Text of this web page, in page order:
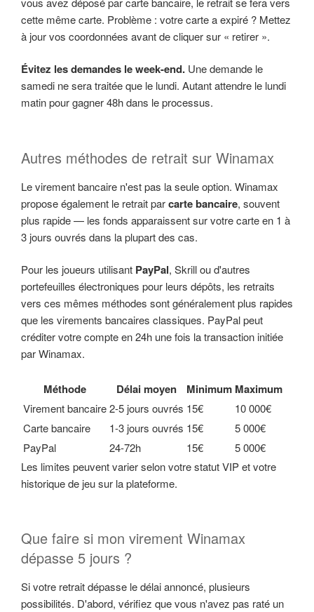
cette même carte. Problème : votre carte a expiré ? Mettez
à jour vos coordonnées avant de cliquer sur « retirer ».
Évitez les demandes le week-end. Une demande le
samedi ne sera traitée que le lundi. Autant attendre le lundi
matin pour gagner 48h dans le processus.
Autres méthodes de retrait sur Winamax
Le virement bancaire n'est pas la seule option. Winamax
propose également le retrait parcarte bancaire, souvent
plus rapide — les fonds apparaissent sur votre carte en 1 à
3 jours ouvrés dans la plupart des cas.
Pour les joueurs utilisant PayPal, Skrill ou d'autres
portefeuilles électroniques pour leurs dépôts, les retraits
vers ces mêmes méthodes sont généralement plus rapides
que les virements bancaires classiques. PayPal peut
créditer votre compte en 24h une fois la transaction initiée
par Winamax.
Méthode Délai moyen Minimum Maximum
Virement bancaire2-5 jours ouvrés 15€
10 000€
Carte bancaire
1-3 jours ouvrés 15€
5 000€
PayPal
24-72h 15€
5 000€
Les limites peuvent varier selon votre statut VIP et votre
historique de jeu sur la plateforme.
Que faire si mon virement Winamax
dépasse 5 jours ?
Si votre retrait dépasse le délai annoncé, plusieurs
possibilités. D'abord, vérifiez que vous n'avez pas raté un